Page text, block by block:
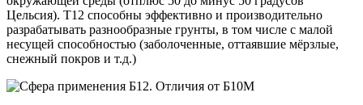
Цельсия). Т12 способны эффективно и производительно
разрабатывать разнообразные грунты, в том числе с малой
несущей способностью (заболоченные, оттаявшие мёрзлые,
снежный покров и т.д.)